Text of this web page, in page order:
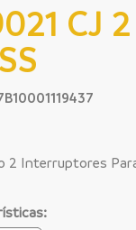
CJ
2 Interruptores